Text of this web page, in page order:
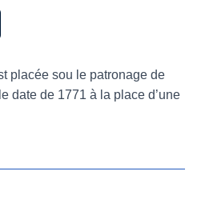
placée sou le patronage de
date de 1771 à la place d’une